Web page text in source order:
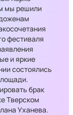
мы решили
фестиваля
и яркие
состоялись
брак
Тверском
Уханева.